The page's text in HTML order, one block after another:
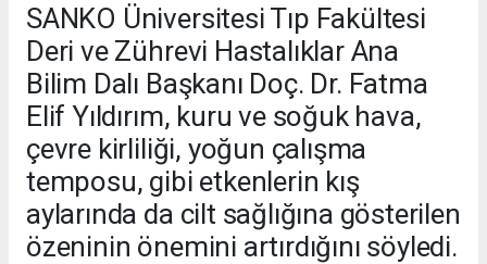
SANKO Üniversitesi Tıp Fakültesi
Deri ve Zührevi Hastalıklar Ana
Bilim Dalı Başkanı Doç. Dr. Fatma
Elif Yıldırım, kuru ve soğuk hava,
çevre kirliliği, yoğun çalışma
temposu, gibi etkenlerin kış
aylarında da cilt sağlığına gösterilen
özeninin önemini artırdığını söyledi.